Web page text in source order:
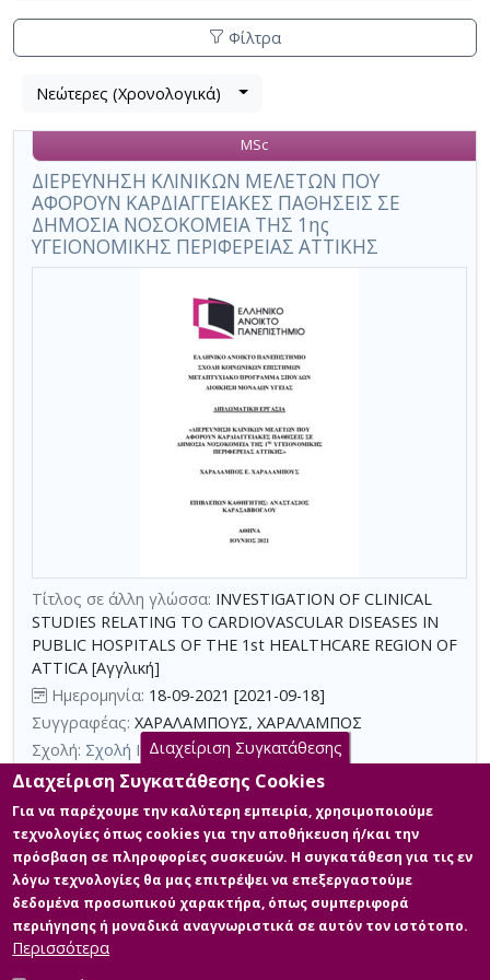
Φίλτρα
Βρέθηκε
αποτέλεσμα
,
σύνολο
σελίδων
1.
επιπλέον
κριτηρίων
αναζήτησης
Λίστα
τα
αποτελέσματα
αναζήτησης:
Νεώτερες (Χρονολογικά)
ΔΙΕΡΕΥΝΗΣΗ ΚΛΙΝΙΚΩΝ ΜΕΛΕΤΩΝ ΠΟΥ
ΑΦΟΡΟΥΝ ΚΑΡΔΙΑΓΓΕΙΑΚΕΣ ΠΑΘΗΣΕΙΣ ΣΕ
ΔΗΜΟΣΙΑ ΝΟΣΟΚΟΜΕΙΑ ΤΗΣ 1ης
ΥΓΕΙΟΝΟΜΙΚΗΣ ΠΕΡΙΦΕΡΕΙΑΣ ΑΤΤΙΚΗΣ
MSc
Τίτλος σε άλλη γλώσσα: INVESTIGATION OF CLINICAL
STUDIES RELATING TO CARDIOVASCULAR DISEASES IN
PUBLIC HOSPITALS OF THE 1st HEALTHCARE REGION OF
ATTICA [Αγγλική]
Ημερομηνία: 18-09-2021 [2021-09-18]
Συγγραφέας: ΧΑΡΑΛΑΜΠΟΥΣ, ΧΑΡΑΛΑΜΠΟΣ
Σχολή: Σχολή Κοινωνικών Επιστημών
Τμήμα: Διοίκηση Μονάδων Υγείας (ΔΜΥ)
Περίληψη (Abstract):
Σκοπός της παρούσας διπλωματικής
εργασίας είναι η αποτύπωση των χαρακτηριστικών των κλινικών
μελετών που αφορούν καρδιαγγειακές παθήσεις και διεξάγονταν
στα δημόσια νοσοκομεία της 1ης Υ.Πε. Αττικής κατά το έτος 2020,
καθώς και η διερεύνηση συσχετίσεων τόσο μεταξύ τους, όσο και
με τους λειτουργικούς, οικονομικούς δείκτες και τους δείκτες
απόδοσης των παραπάνω νοσοκομείων. Τα δεδομένα για τις
κλιν...
Διαχείριση Συγκατάθεσης
Διαχείριση Συγκατάθεσης Cookies
Για να παρέχουμε την καλύτερη εμπειρία, χρησιμοποιούμε
τεχνολογίες όπως cookies για την αποθήκευση ή/και την
πρόσβαση σε πληροφορίες συσκευών. Η συγκατάθεση για τις εν
λόγω τεχνολογίες θα μας επιτρέψει να επεξεργαστούμε
δεδομένα προσωπικού χαρακτήρα, όπως συμπεριφορά
περιήγησης ή μοναδικά αναγνωριστικά σε αυτόν τον ιστότοπο.
Περισσότερα